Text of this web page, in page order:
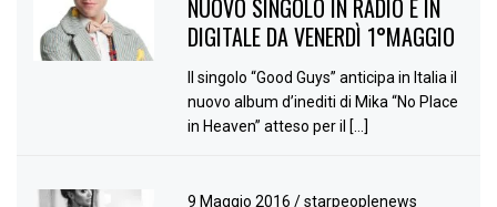
NUOVO SINGOLO IN RADIO E IN
DIGITALE DA VENERDÌ 1°MAGGIO
Il singolo “Good Guys” anticipa in Italia il
nuovo album d’inediti di Mika “No Place
in Heaven” atteso per il […]
9 Maggio 2016/ starpeoplenews